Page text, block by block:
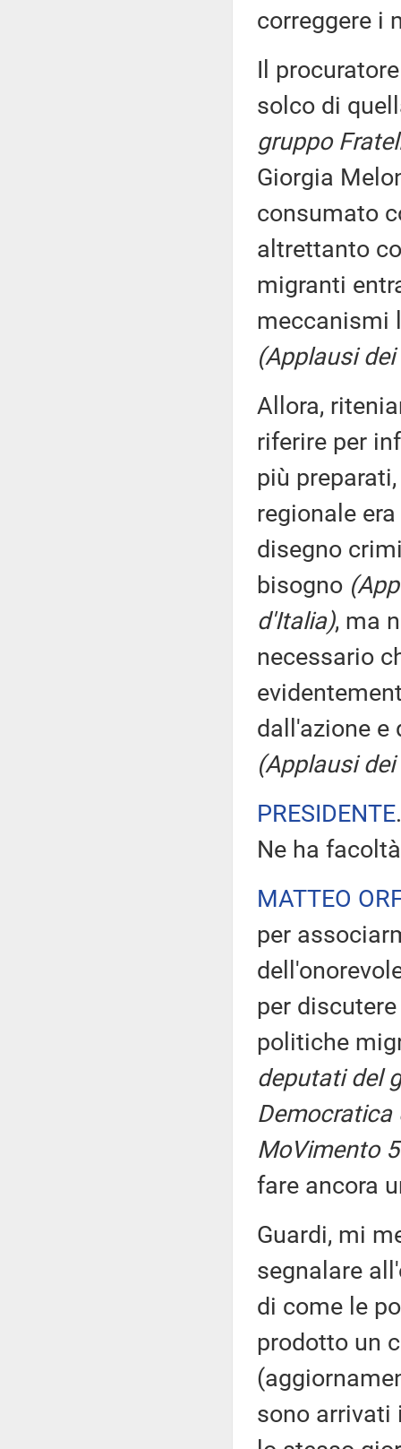
correggere i
Il
solco di
gruppo
Giorgia
consumato
altrettanto
migranti
meccanismi
(Applausi
Allora,
riferire per
più
regionale
disegno
bisogno
d'Italia), ma
necessario
dall'azione e
(Applausi
PRESIDENTE
Ne ha
MATTEO
per
per
politiche
deputati del
MoVimento
fare ancora
Guardi, mi
segnalare
di come le
prodotto un
sono arrivati